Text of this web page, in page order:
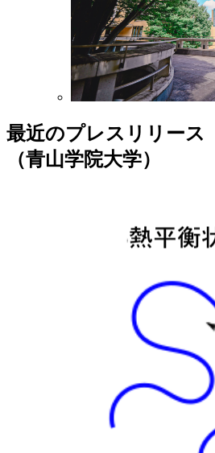
最近のプレスリリース
（青山学院大学）